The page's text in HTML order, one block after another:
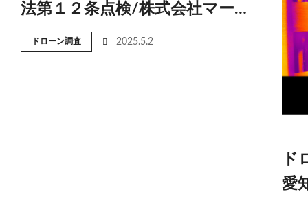
法第１２条点検/株式会社マー…
ドローン調査 2025.5.2
愛